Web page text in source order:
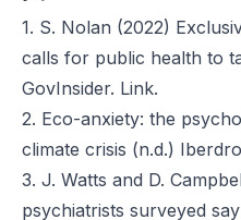
1. S. Nolan (2022)
calls for public health to
GovInsider. Link.
2. Eco-anxiety: the
climate crisis (n.d.)
3. J. Watts and D.
psychiatrists surveyed